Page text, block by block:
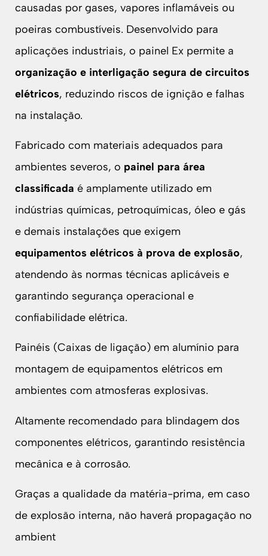
causadas por gases, vapores inflamáveis ou
poeiras combustíveis. Desenvolvido para
aplicações industriais, o painel Ex permite a
organização e interligação segura de circuitos
elétricos, reduzindo riscos de ignição e falhas
na instalação.
Fabricado com materiais adequados para
ambientes severos, o painel para área
classificada é amplamente utilizado em
indústrias químicas, petroquímicas, óleo e gás
e demais instalações que exigem
equipamentos elétricos à prova de explosão,
atendendo às normas técnicas aplicáveis e
garantindo segurança operacional e
confiabilidade elétrica.
Painéis (Caixas de ligação) em alumínio para
montagem de equipamentos elétricos em
ambientes com atmosferas explosivas.
Altamente recomendado para blindagem dos
componentes elétricos, garantindo resistência
mecânica e à corrosão.
Graças a qualidade da matéria-prima, em caso
de explosão interna, não haverá propagação no
ambient